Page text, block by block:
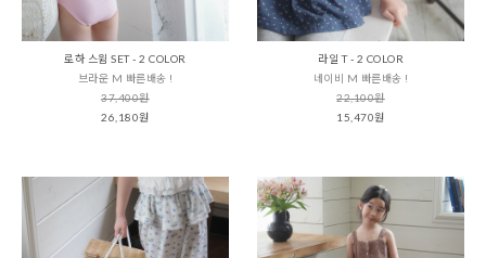
로하 스윔 SET - 2 COLOR
브라운 M 빠른배송 !
37,400원
26,180원
라일 T - 2 COLOR
네이비 M 빠른배송 !
22,100원
15,470원